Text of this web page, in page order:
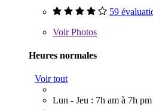
59
VoirPhotos
Heures normales
Voir tout
Lun - Jeu : 7h am à 7h pm